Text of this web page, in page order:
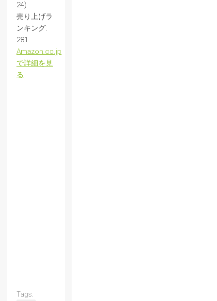
24)
売り上げラ
ンキング:
281
Amazon.co.jp
で詳細を見
る
Tags: